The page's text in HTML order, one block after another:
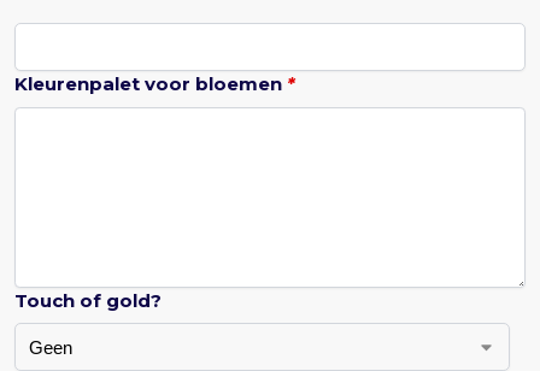
Kleurenpalet voor bloemen *
Touch of gold?